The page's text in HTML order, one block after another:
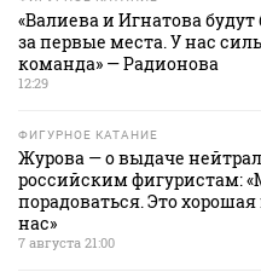
«Валиева и Игнатова будут
за первые места. У нас
команда» — Радионова
12:29
ФИГУРНОЕ КАТАНИЕ
Журова — о выдаче
российским фигуристам:
порадоваться. Это
нас»
7 августа 21:00